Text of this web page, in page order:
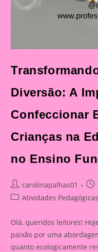
Diversão: A
Confeccionar
Crianças na
no Ensino
Post
author:
carolinapalhas01
PostAtividades Pedagógicas
Olá, queridos leitores!
paixão por uma
quanto ecologicamente